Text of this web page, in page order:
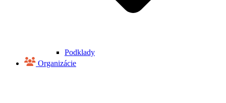
Podklady
Organizácie